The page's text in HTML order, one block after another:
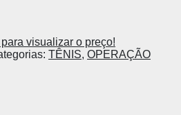
visualizar o preço!
TÊNIS, OPERAÇÃO